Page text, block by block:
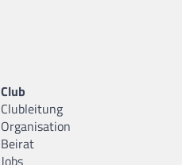
Club
Clubleitung
Organisation
Beirat
Jobs